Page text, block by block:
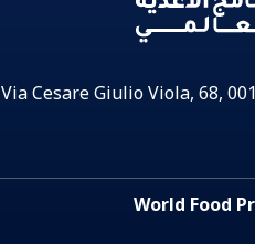
Via Cesare Giulio Viola, 68,